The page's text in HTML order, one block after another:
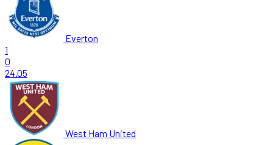
Everton
1
0
24.05
West Ham United